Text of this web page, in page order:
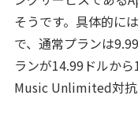
そうです。具体的に
で、通常プランは
ランが14.99ドルか
Music Unlimited対抗